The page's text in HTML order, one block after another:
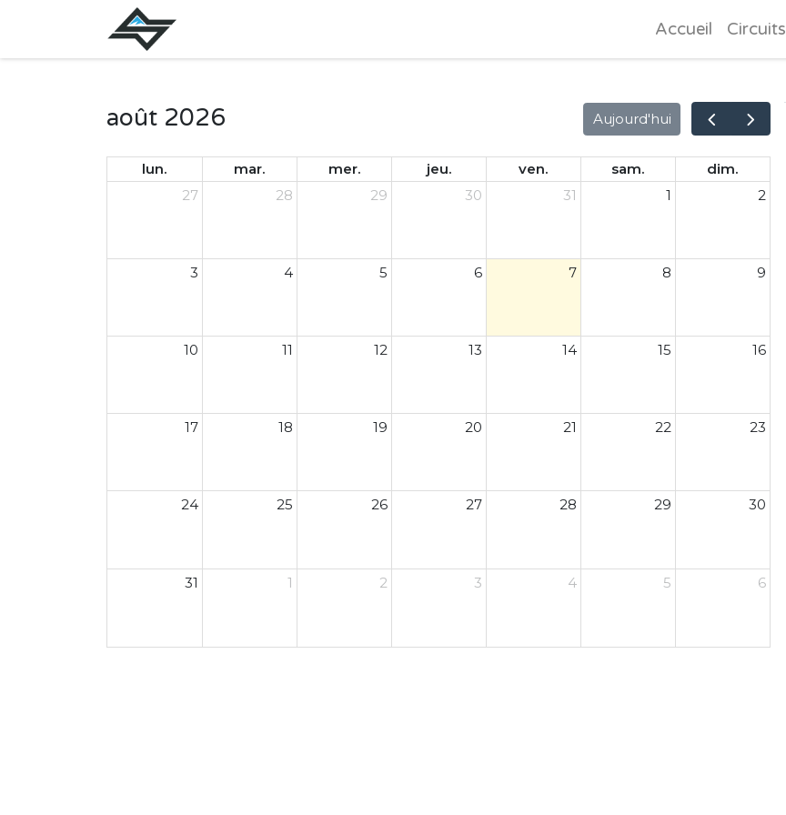
Accueil Circuits
août 2026 Aujourd'hui
lun. mar. mer. jeu. ven. sam.
dim.
27
28 29 30 31 1 2
3 4 5 6 7 8 9
10 11 12 13 14 15 16
17 18 19 20 21 22 23
24 25 26 27 28 29 30
31 1 2 3 4 5 6